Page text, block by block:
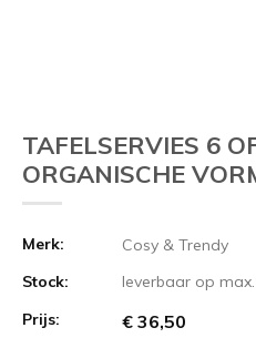
TAFELSERVIES 6
ORGANISCHE
Merk:
Cosy & Trendy
Stock:
leverbaar op
Prijs:
€ 36,50